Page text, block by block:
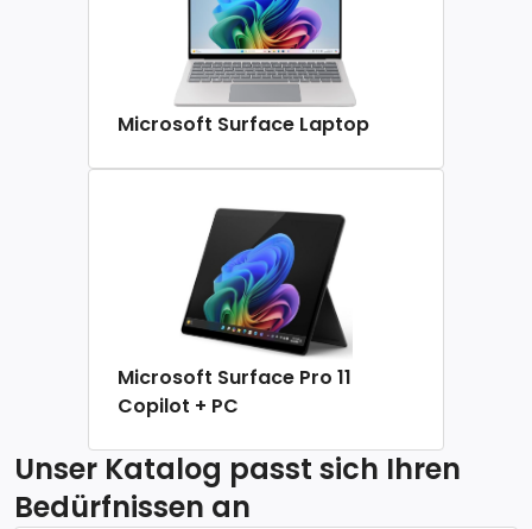
Microsoft Surface Laptop
Microsoft Surface Pro 11
Copilot + PC
Unser Katalog passt sich Ihren
Bedürfnissen an